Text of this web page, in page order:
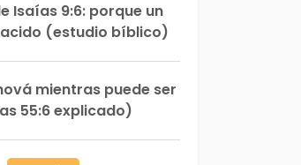
Isaías 9:6: porque un
(estudio bíblico)
mientras puede ser
55:6 explicado)